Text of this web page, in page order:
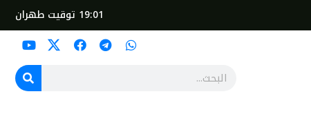
19:01 توقيت طهران